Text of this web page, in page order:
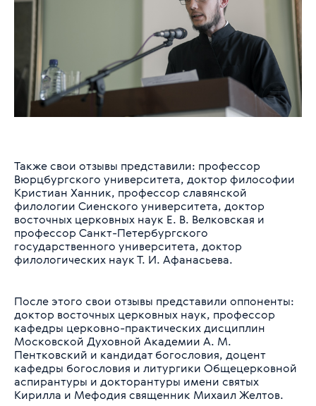
Также свои отзывы представили: профессор
Вюрцбургского университета, доктор философии
Кристиан Ханник, профессор славянской
филологии Сиенского университета, доктор
восточных церковных наук Е. В. Велковская и
профессор Санкт-Петербургского
государственного университета, доктор
филологических наук Т. И. Афанасьева.
После этого свои отзывы представили оппоненты:
доктор восточных церковных наук, профессор
кафедры церковно-практических дисциплин
Московской Духовной Академии А. М.
Пентковский и кандидат богословия, доцент
кафедры богословия и литургики Общецерковной
аспирантуры и докторантуры имени святых
Кирилла и Мефодия священник Михаил Желтов.